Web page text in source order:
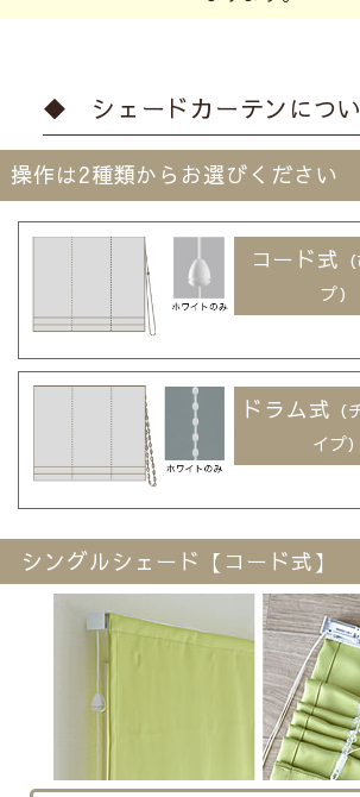
◆ シェードカーテンに
操作は2種類からお選びください
コード式
プ）
ドラム式
イプ）
シングルシェード【コード式】